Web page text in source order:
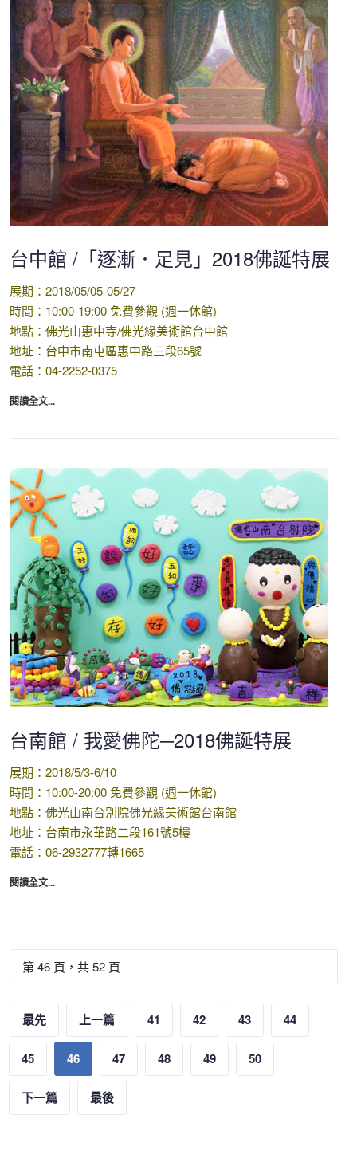
台中館 /「逐漸．足見」2018佛誕特展
展期：2018/05/05-05/27
時間：10:00-19:00 免費參觀 (週一休館)
地點：佛光山惠中寺/佛光緣美術館台中館
地址：台中市南屯區惠中路三段65號
電話：04-2252-0375
閱讀全文...
台南館 / 我愛佛陀─2018佛誕特展
展期：2018/5/3-6/10
時間：10:00-20:00 免費參觀 (週一休館)
地點：佛光山南台別院佛光緣美術館台南館
地址：台南市永華路二段161號5樓
電話：06-2932777轉1665
閱讀全文...
第 46 頁，共 52 頁
最先 上一篇 41 42 43 44
45 46 47 48 49 50
下一篇 最後